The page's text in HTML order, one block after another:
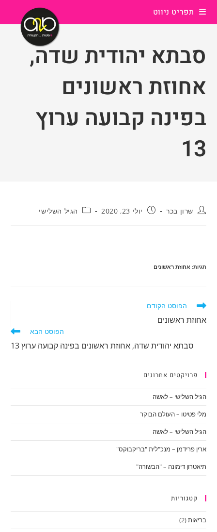
תפריט ניווט
סבתא יהודית שדה,
אחוזת ראשונים
בפינה קבועה ערוץ
13
מחבר:שרון בכר פורסם:
יולי 23, 2020 קטגוריה:הגיל השלישי
תגיות: אחוזת ראשונים
לקרוא
נוספים
הפוסט הקודם
אחוזת ראשונים
הפוסט הבא
סבתא יהודית שדה, אחוזת ראשונים בפינה קבועה ערוץ 13
פרויקטים אחרונים
הגיל השלישי – לאשה
מלי פטיטו – העולם הבוקר
הגיל השלישי – לאשה
ארין פרידמן – מנכ"לית "בריקבוקס"
תיאטרון דימונה – "הבשורה"
קטגוריות
בריאות(2)